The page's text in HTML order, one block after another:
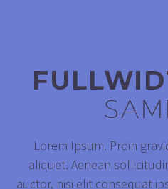
Lorem Ipsum. Proin
aliquet. Aenean
auctor, nisi elit consequat